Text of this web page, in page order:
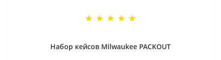
Набор кейсов Milwaukee PACKOUT